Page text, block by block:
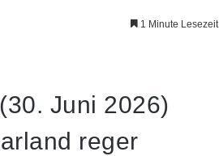
1 Minute Lesezeit
Juni 2026)
reger